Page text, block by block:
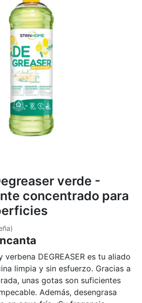
verde -
concentrado para
DEGREASER es tu aliado
limpia y sin esfuerzo. Gracias a
unas gotas son suficientes
Además, desengrasa